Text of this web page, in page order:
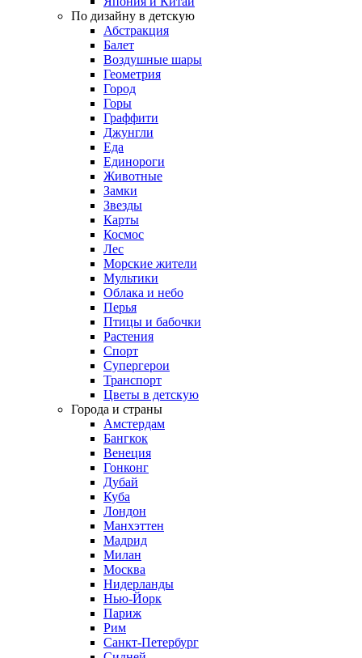
По дизайну в детскую
Абстракция
Балет
Воздушные шары
Геометрия
Город
Горы
Граффити
Джунгли
Еда
Единороги
Животные
Замки
Звезды
Карты
Космос
Лес
Морские жители
Мультики
Облака и небо
Перья
Птицы и бабочки
Растения
Спорт
Супергерои
Транспорт
Цветы в детскую
Города и страны
Амстердам
Бангкок
Венеция
Гонконг
Дубай
Куба
Лондон
Манхэттен
Мадрид
Милан
Москва
Нидерланды
Нью-Йорк
Париж
Рим
Санкт-Петербург